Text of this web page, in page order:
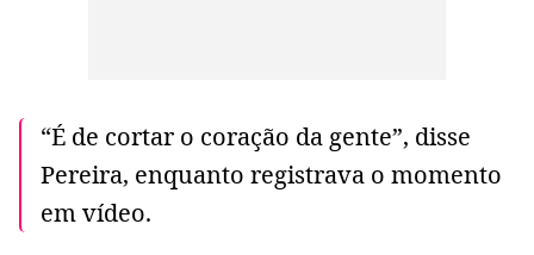
“É de cortar o coração da gente”, disse
Pereira, enquanto registrava o momento
em vídeo.